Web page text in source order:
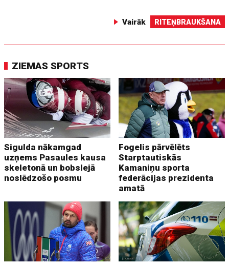
Vairāk RITEŅBRAUKŠANA
ZIEMAS SPORTS
Sigulda nākamgad
uzņems Pasaules kausa
skeletonā un bobslejā
noslēdzošo posmu
Fogelis pārvēlēts
Starptautiskās
Kamaniņu sporta
federācijas prezidenta
amatā